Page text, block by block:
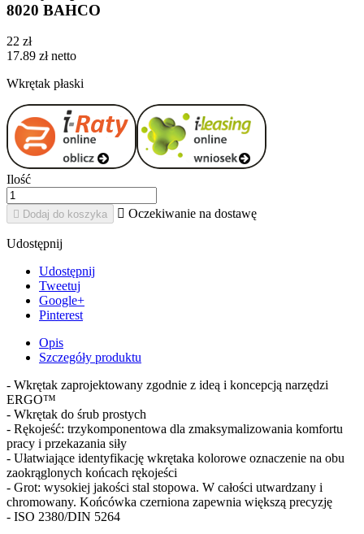
8020 BAHCO
22 zł
17.89 zł netto
Wkrętak płaski
Ilość
 Dodaj do koszyka  Oczekiwanie na dostawę
Udostępnij
Udostępnij
Tweetuj
Google+
Pinterest
Opis
Szczegóły produktu
- Wkrętak zaprojektowany zgodnie z ideą i koncepcją narzędzi
ERGO™
- Wkrętak do śrub prostych
- Rękojeść: trzykomponentowa dla zmaksymalizowania komfortu
pracy i przekazania siły
- Ułatwiające identyfikację wkrętaka kolorowe oznaczenie na obu
zaokrąglonych końcach rękojeści
- Grot: wysokiej jakości stal stopowa. W całości utwardzany i
chromowany. Końcówka czerniona zapewnia większą precyzję
- ISO 2380/DIN 5264